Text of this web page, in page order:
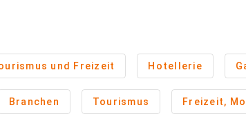
und Freizeit Hotellerie
Branchen Tourismus Freizeit,